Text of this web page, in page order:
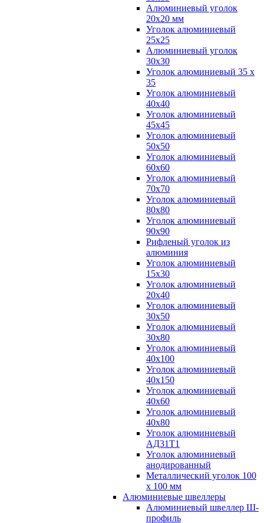
Алюминиевый уголок
20х20 мм
Уголок алюминиевый
25х25
Алюминиевый уголок
30х30
Уголок алюминиевый 35 х
35
Уголок алюминиевый
40х40
Уголок алюминиевый
45х45
Уголок алюминиевый
50х50
Уголок алюминиевый
60х60
Уголок алюминиевый
70х70
Уголок алюминиевый
80х80
Уголок алюминиевый
90х90
Рифленый уголок из
алюминия
Уголок алюминиевый
15х30
Уголок алюминиевый
20х40
Уголок алюминиевый
30х50
Уголок алюминиевый
30х80
Уголок алюминиевый
40х100
Уголок алюминиевый
40х150
Уголок алюминиевый
40х60
Уголок алюминиевый
40х80
Уголок алюминиевый
АД31Т1
Уголок алюминиевый
анодированный
Металлический уголок 100
х 100 мм
Алюминиевые швеллеры
Алюминиевый швеллер Ш-
профиль